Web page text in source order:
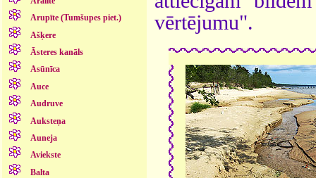
Arupīte (Tumšupes piet.)
Ašķere
Āsteres kanāls
Asūnīca
Auce
Audruve
Auksteņa
Auneja
Aviekste
Balta
vērtējumu".